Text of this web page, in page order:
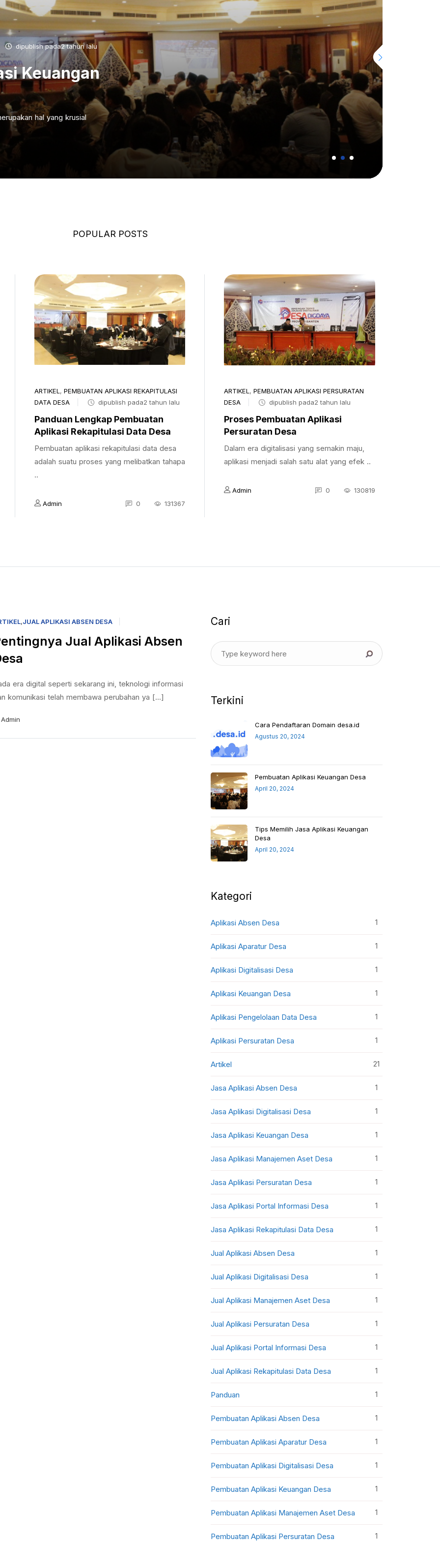
dipublish pada2 tahun lalu
Keuangan
hal yang krusial
POPULAR POSTS
ARTIKEL , PEMBUATAN APLIKASI REKAPITULASI
DATA DESA
dipublish pada2 tahun lalu
Panduan Lengkap Pembuatan
Aplikasi Rekapitulasi Data Desa
Pembuatan aplikasi rekapitulasi data desa
adalah suatu proses yang melibatkan tahapa
..
Admin 0 131367
ARTIKEL , PEMBUATAN APLIKASI PERSURATAN
DESA
dipublish pada2 tahun lalu
Proses Pembuatan Aplikasi
Persuratan Desa
Dalam era digitalisasi yang semakin maju,
aplikasi menjadi salah satu alat yang efek ..
Admin 0 130819
,JUAL APLIKASI ABSEN DESA
Jual Aplikasi Absen
era digital seperti sekarang ini, teknologi informasi
komunikasi telah membawa perubahan ya [...]
Admin
Cari
Terkini
Cara Pendaftaran Domain desa.id
Agustus 20, 2024
Pembuatan Aplikasi Keuangan Desa
April 20, 2024
Tips Memilih Jasa Aplikasi Keuangan
Desa
April 20, 2024
Kategori
Aplikasi Absen Desa 1
Aplikasi Aparatur Desa 1
Aplikasi Digitalisasi Desa 1
Aplikasi Keuangan Desa 1
Aplikasi Pengelolaan Data Desa 1
Aplikasi Persuratan Desa 1
Artikel 21
Jasa Aplikasi Absen Desa 1
Jasa Aplikasi Digitalisasi Desa 1
Jasa Aplikasi Keuangan Desa 1
Jasa Aplikasi Manajemen Aset Desa 1
Jasa Aplikasi Persuratan Desa 1
Jasa Aplikasi Portal Informasi Desa 1
Jasa Aplikasi Rekapitulasi Data Desa 1
Jual Aplikasi Absen Desa 1
Jual Aplikasi Digitalisasi Desa 1
Jual Aplikasi Manajemen Aset Desa 1
Jual Aplikasi Persuratan Desa 1
Jual Aplikasi Portal Informasi Desa 1
Jual Aplikasi Rekapitulasi Data Desa 1
Panduan 1
Pembuatan Aplikasi Absen Desa 1
Pembuatan Aplikasi Aparatur Desa 1
Pembuatan Aplikasi Digitalisasi Desa 1
Pembuatan Aplikasi Keuangan Desa 1
Pembuatan Aplikasi Manajemen Aset Desa 1
Pembuatan Aplikasi Persuratan Desa 1